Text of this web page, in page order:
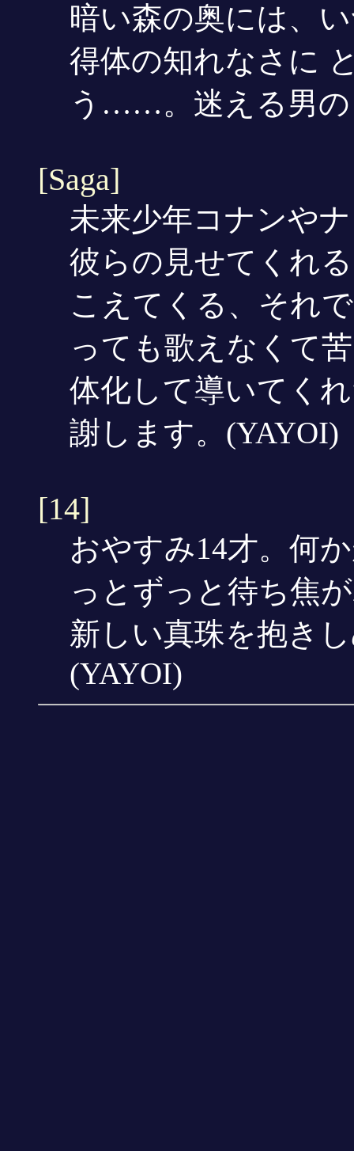
暗い森の奥には、
得体の知れなさに
う……。迷える男の
[Saga]
未来少年コナンや
彼らの見せてくれ
こえてくる、それ
っても歌えなくて
体化して導いてく
謝します。(YAYOI)
[14]
おやすみ14才。何
っとずっと待ち焦
新しい真珠を抱き
(YAYOI)